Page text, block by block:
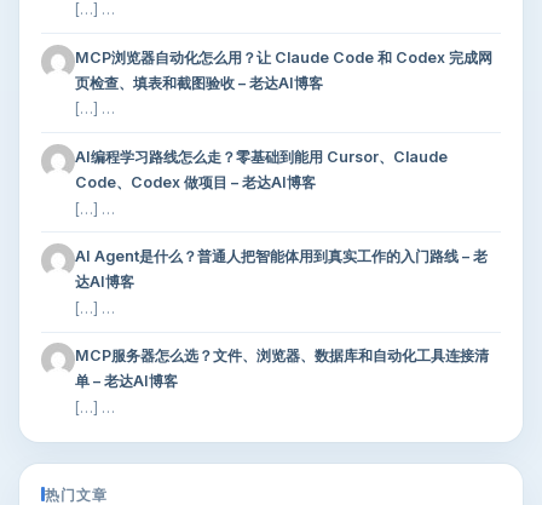
[…] …
MCP浏览器自动化怎么用？让 Claude Code 和 Codex 完成网
页检查、填表和截图验收 – 老达AI博客
[…] …
AI编程学习路线怎么走？零基础到能用 Cursor、Claude
Code、Codex 做项目 – 老达AI博客
[…] …
AI Agent是什么？普通人把智能体用到真实工作的入门路线 – 老
达AI博客
[…] …
MCP服务器怎么选？文件、浏览器、数据库和自动化工具连接清
单 – 老达AI博客
[…] …
热门文章